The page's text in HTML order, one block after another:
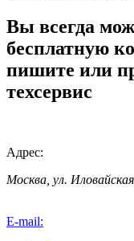
Вы всегда
бесплатную
пишите или
техсервис
Адрес:
Москва, ул.
E-mail: